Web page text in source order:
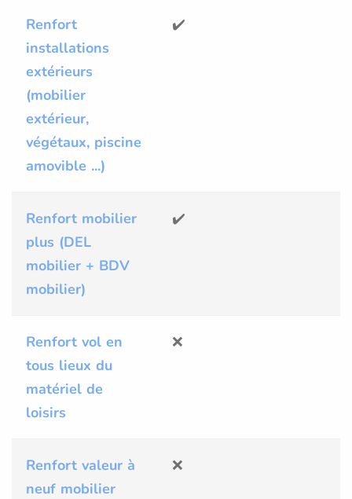
Renfort
installations
extérieurs
(mobilier
extérieur,
végétaux, piscine
amovible ...)
✔️
Renfort mobilier
plus (DEL
mobilier + BDV
mobilier)
✔️
Renfort vol en
tous lieux du
matériel de
loisirs
❌
Renfort valeur à
neuf mobilier
❌